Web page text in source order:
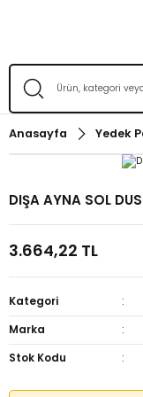
Anasayfa Yedek
DIŞA AYNA SOL
3.664,22 TL
Kategori
Marka
Stok Kodu